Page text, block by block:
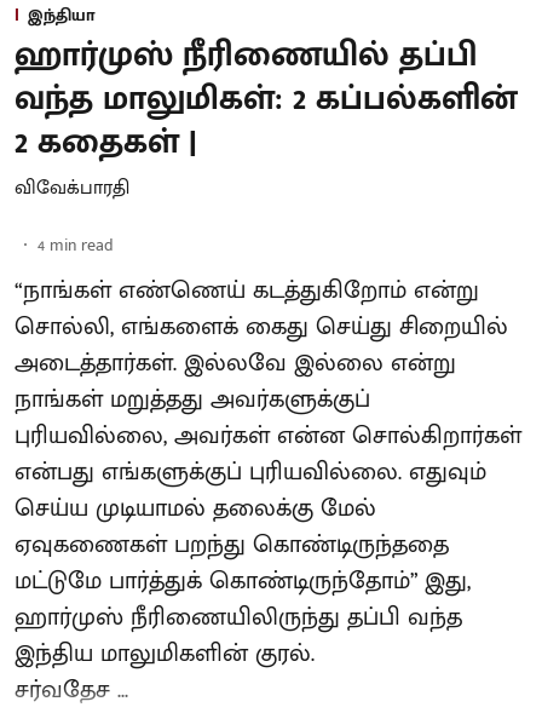
இந்தியா
ஹார்முஸ் நீரிணையில் தப்பி
வந்த மாலுமிகள்: 2 கப்பல்களின்
2 கதைகள் |
விவேக்பாரதி
4 min read
“நாங்கள் எண்ணெய் கடத்துகிறோம் என்று
சொல்லி, எங்களைக் கைது செய்து சிறையில்
அடைத்தார்கள். இல்லவே இல்லை என்று
நாங்கள் மறுத்தது அவர்களுக்குப்
புரியவில்லை, அவர்கள் என்ன சொல்கிறார்கள்
என்பது எங்களுக்குப் புரியவில்லை. எதுவும்
செய்ய முடியாமல் தலைக்கு மேல்
ஏவுகணைகள் பறந்து கொண்டிருந்ததை
மட்டுமே பார்த்துக் கொண்டிருந்தோம்” இது,
ஹார்முஸ் நீரிணையிலிருந்து தப்பி வந்த
இந்திய மாலுமிகளின் குரல்.
சர்வதேச ...